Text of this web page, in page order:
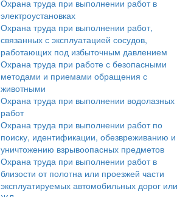
Охрана труда при выполнении работ в
электроустановках
Охрана труда при выполнении работ,
связанных с эксплуатацией сосудов,
работающих под избыточным давлением
Охрана труда при работе с безопасными
методами и приемами обращения с
животными
Охрана труда при выполнении водолазных
работ
Охрана труда при выполнении работ по
поиску, идентификации, обезвреживанию и
уничтожению взрывоопасных предметов
Охрана труда при выполнении работ в
близости от полотна или проезжей части
эксплуатируемых автомобильных дорог или